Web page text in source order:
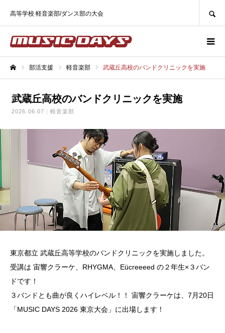
高等学校 軽音楽部/ダンス部の大会
部活支援 軽音楽部 武蔵丘高校のバンドクリニックを実施
武蔵丘高校のバンドクリニックを実施
2026.06.07 軽音楽部
東京都立 武蔵丘高等学校のバンドクリニックを実施しました。
受講は 宙響クラーケ、RHYGMA、Eücreeeed の２年生×３バン
ドです！
３バンドとも曲が良くハイレベル！！ 宙響クラーケは、7月20日
「MUSIC DAYS 2026 東京大会」に出場します！